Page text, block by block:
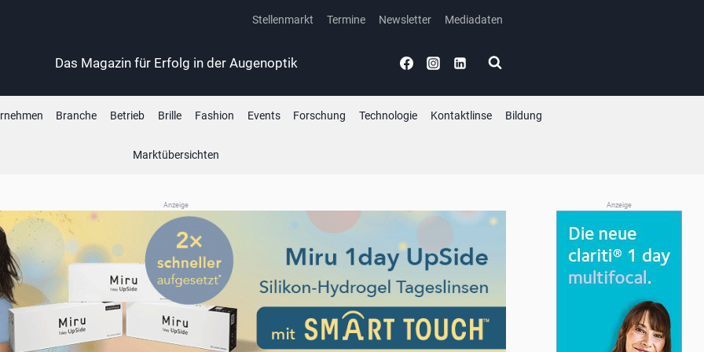
Stellenmarkt Termine Newsletter Mediadaten
Das Magazin für Erfolg in der Augenoptik
Branche Betrieb Brille Fashion Events Forschung Technologie Kontaktlinse Bildung
Marktübersichten
Anzeige
Anzeige